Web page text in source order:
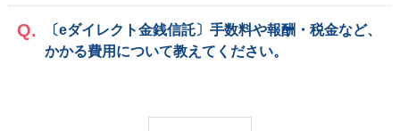
〔eダイレクト金銭信託〕手数料や報酬・税金など、
かかる費用について教えてください。